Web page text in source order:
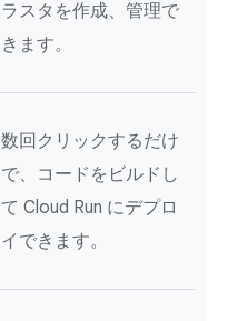
ラスタを作成、管理で
きます。
数回クリックするだけ
で、コードをビルドし
て Cloud Run にデプロ
イできます。